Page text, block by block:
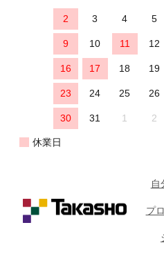
2 3 4 5
9 10 11 12
16 17 18 19
23 24 25 26
30 31 1 2
休業日
自
プ